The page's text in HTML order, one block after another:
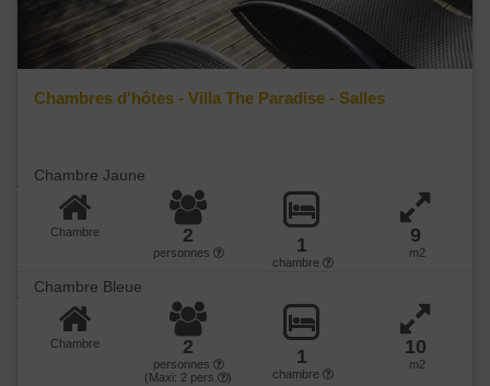
Chambres d'hôtes - Villa The Paradise - Salles
Chambre Jaune
Chambre 2
personnes 1
chambre
9
m2
Chambre Bleue
Chambre 2
personnes
(Maxi: 2 pers. )
1
chambre
10
m2